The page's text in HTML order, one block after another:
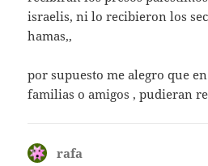
israelis, ni lo recibieron los
hamas,,
por supuesto me alegro que
familias o amigos , pudieran
rafa